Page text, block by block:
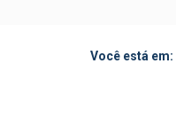
Você está em: